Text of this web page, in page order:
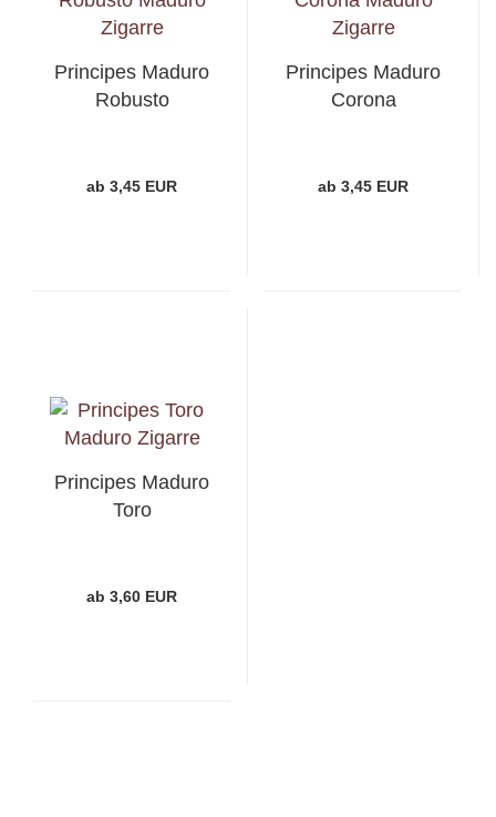
Principes Maduro
Robusto
ab 3,45 EUR
Principes Maduro
Corona
ab 3,45 EUR
Principes Maduro
Toro
ab 3,60 EUR